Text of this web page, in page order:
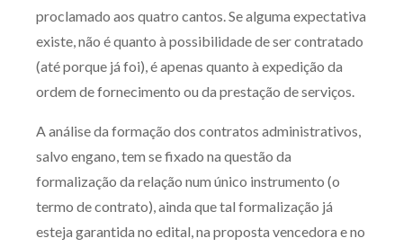
proclamado aos quatro cantos. Se alguma expectativa
existe, não é quanto à possibilidade de ser contratado
(até porque já foi), é apenas quanto à expedição da
ordem de fornecimento ou da prestação de serviços.
A análise da formação dos contratos administrativos,
salvo engano, tem se fixado na questão da
formalização da relação num único instrumento (o
termo de contrato), ainda que tal formalização já
esteja garantida no edital, na proposta vencedora e no